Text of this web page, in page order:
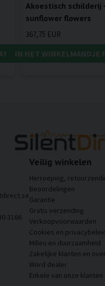
Akoestisch schilderij
sunflower flowers
367,75 EUR
IN HET WINKELMANDJE
3166
Veilig winkelen
Herroeping,
Beoordelingen
Garantie
Gratis verzending
Verkoopvoorwaarden
Cookies en
Milieu en duurzaamheid
Zakelijke klanten en
Word dealer
Enkele van onze klanten